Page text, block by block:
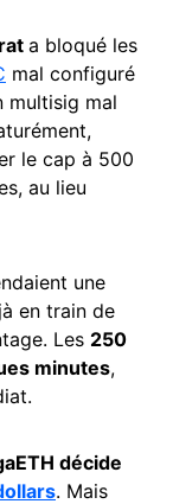
a bloqué les
mal configuré
multisig mal
le cap à 500
au lieu
une
en train de
Les 250
minutes,
décide
. Mais